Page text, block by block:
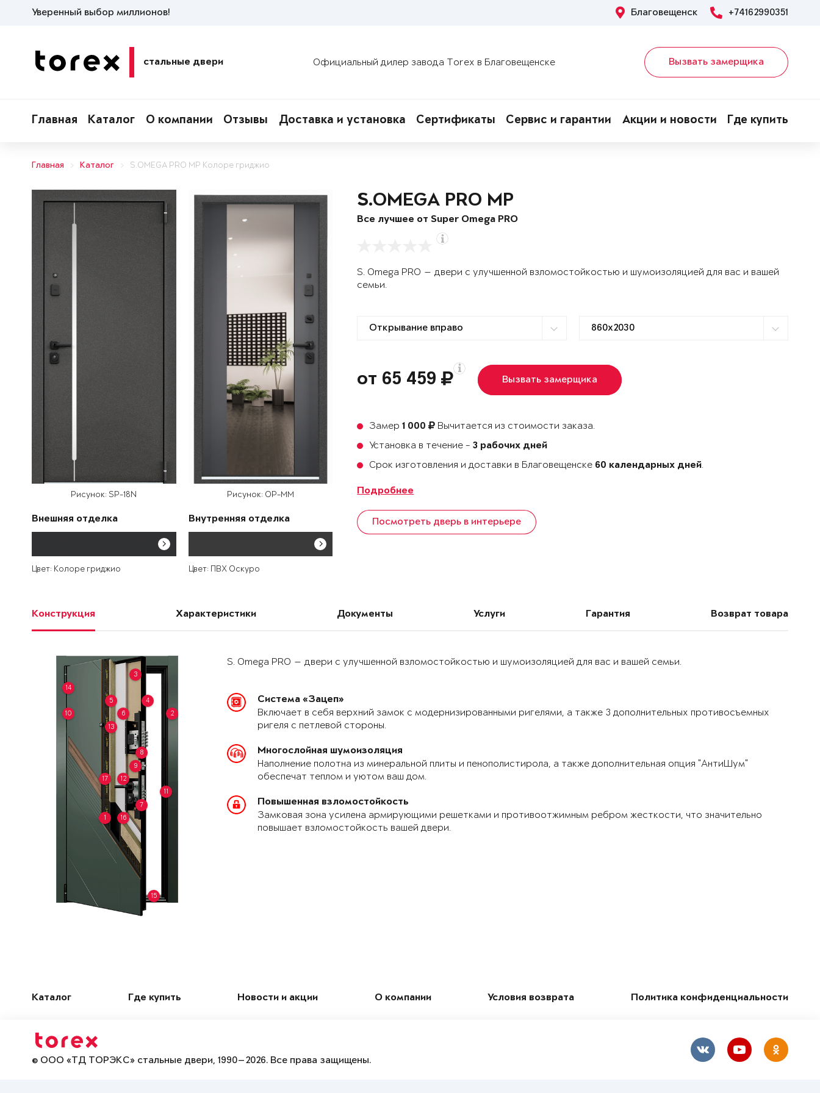
Уверенный выбор миллионов! Благовещенск +74162990351
стальные двери Официальный дилер завода Torex в Благовещенске Вызвать замерщика
Главная Каталог О компании Отзывы Доставка и установка Сертификаты Сервис и гарантии Акции и новости Где купить
Главная Каталог S.OMEGA PRO MP Колоре гриджио
Рисунок: SP-18N
Внешняя отделка
Цвет: Колоре гриджио
Рисунок: OP-MM
Внутренняя отделка
Цвет: ПВХ Оскуро
S.OMEGA PRO MP
Все лучшее от Super Omega PRO
S. Omega PRO — двери с улучшенной взломостойкостью и шумоизоляцией для вас и вашей
семьи.
от 65 459 Вызвать замерщика
Замер1 000
Вычитается из стоимости заказа.
Установка в течение -3 рабочих дней
Срок изготовления и доставки в Благовещенске 60 календарных дней.
Подробнее
Посмотреть дверь в интерьере
Конструкция Характеристики Документы Услуги Гарантия Возврат товара
1
2
3
4
5
6
7
8
9
10
11
12
13
14
15
16
17
S. Omega PRO — двери с улучшенной взломостойкостью и шумоизоляцией для вас и вашей семьи.
Система «Зацеп»
Включает в себя верхний замок с модернизированными ригелями, а также 3 дополнительных противосъемных
ригеля с петлевой стороны.
Многослойная шумоизоляция
Наполнение полотна из минеральной плиты и пенополистирола, а также дополнительная опция "АнтиШум"
обеспечат теплом и уютом ваш дом.
Повышенная взломостойкость
Замковая зона усилена армирующими решетками и противоотжимным ребром жесткости, что значительно
повышает взломостойкость вашей двери.
Каталог Где купить Новости и акции О компании Условия возврата Политика конфиденциальности
© ООО «ТД ТОРЭКС» стальные двери, 1990—2026. Все права защищены.